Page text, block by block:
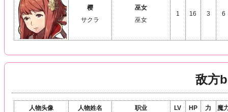
樱
サクラ
巫女
巫女
1 16 3 6
敌方
人物头像 人物姓名 职业 LV HP 力 魔